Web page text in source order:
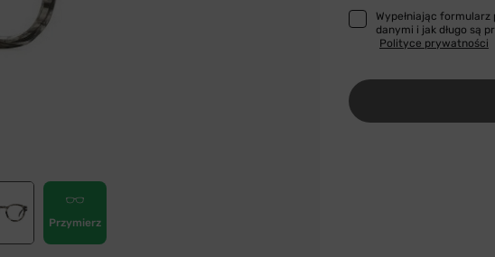
Przymierz
Wypełniając formularz
danymi i jak długo są
Polityce prywatności